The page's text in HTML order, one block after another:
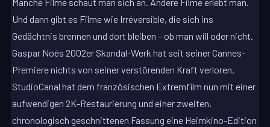
Und dann gibt es Filme wie Irréversible, die sich ins
Gedächtnis brennen und dort bleiben – ob man will oder nicht.
Gaspar Noés 2002er Skandal-Werk hat seit seiner Cannes-
Premiere nichts von seiner verstörenden Kraft verloren.
StudioCanal hat dem französischen Extremfilm nun mit einer
aufwendigen 2K-Restaurierung und einer zweiten,
chronologisch geschnittenen Fassung eine Heimkino-Edition